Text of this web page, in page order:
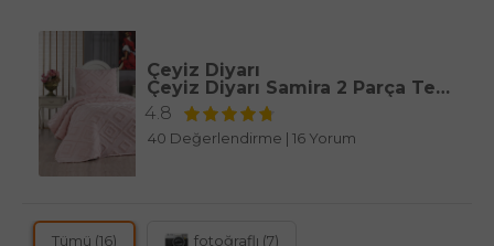
Çeyiz Diyarı
Çeyiz Diyarı Samira 2 Parça Tek Kişilik Pike Takımı Pudra
4.8
40 Değerlendirme | 16 Yorum
Tümü (16) fotoğraflı (7)